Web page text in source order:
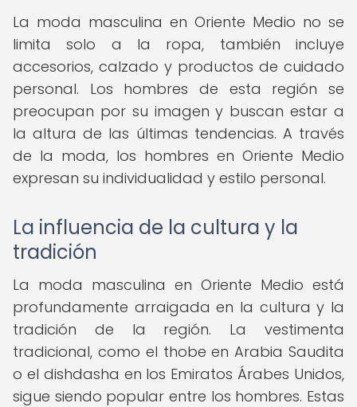
La moda masculina en Oriente Medio no se
limita solo a la ropa, también incluye
accesorios, calzado y productos de cuidado
personal. Los hombres de esta región se
preocupan por su imagen y buscan estar a
la altura de las últimas tendencias. A través
de la moda, los hombres en Oriente Medio
expresan su individualidad y estilo personal.
La influencia de la cultura y la
tradición
La moda masculina en Oriente Medio está
profundamente arraigada en la cultura y la
tradición de la región. La vestimenta
tradicional, como el thobe en Arabia Saudita
o el dishdasha en los Emiratos Árabes Unidos,
sigue siendo popular entre los hombres. Estas